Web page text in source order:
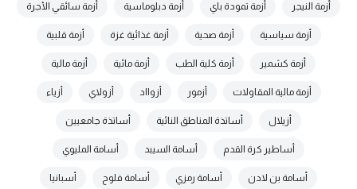
أزمة النيجر أزمة تمودة باي أزمة دبلوماسية أزمة سائقي الأجرة
أزمة سياسية أزمة صحية أزمة غذائية غزة أزمة قلبية
أزمة كشمير أزمة كلية الطب أزمة مائية أزمة مالية
أزمة مالية المقاولات أزمور أزوااد أزولاي أزياء
أزيلال أساتذة المناطق النائية أساتذة جامعيين
أساطير كرة القدم أسامة السيبد أسامة المليوي
أسامة بن لادن أسامة رمزي أسامة فلوح أسبانيا